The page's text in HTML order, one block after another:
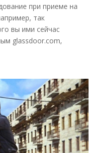
при приеме на
так
вы ими сейчас
glassdoor.com,